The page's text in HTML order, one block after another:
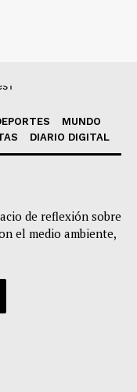
MUNDO
DIARIO DIGITAL
de reflexión sobre
el medio ambiente,